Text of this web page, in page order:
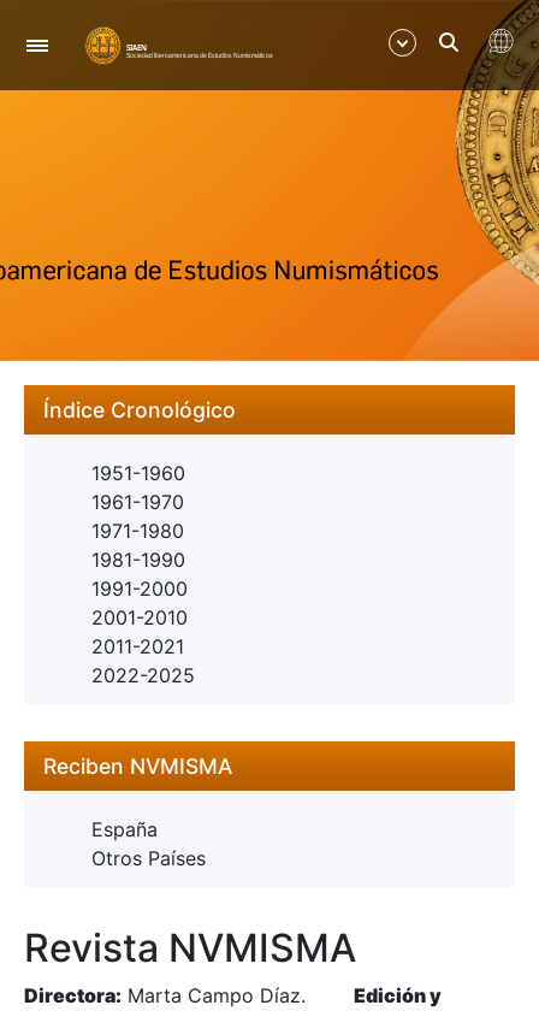
Nabigazioa
Erakutsi/Ezkutatu
Índice Cronológico
1951-1960
1961-1970
1971-1980
1981-1990
1991-2000
2001-2010
2011-2021
2022-2025
Reciben NVMISMA
España
Otros Países
Revista NVMISMA
Directora: Marta Campo Díaz. Edición y